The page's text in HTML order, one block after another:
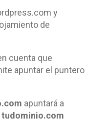
y
de
cuenta que
apuntar el puntero
apuntará a
tudominio.com